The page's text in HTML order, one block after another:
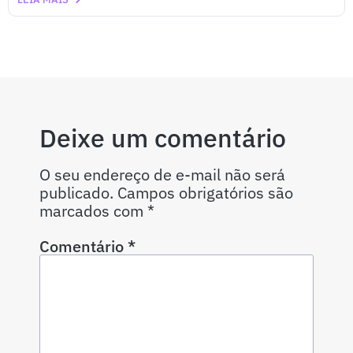
Deixe um comentário
O seu endereço de e-mail não será
publicado. Campos obrigatórios são
marcados com *
Comentário*